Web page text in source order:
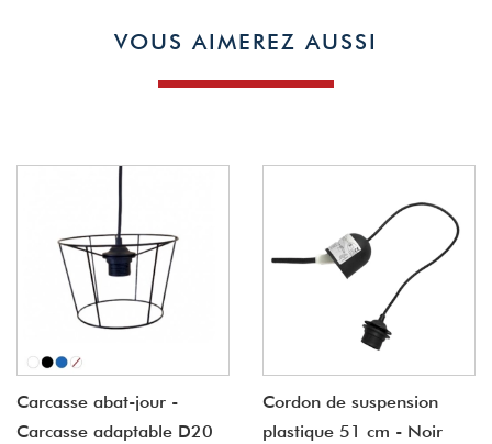
VOUS AIMEREZ AUSSI
Carcasse abat-jour -
Carcasse adaptable D20
Cordon de suspension
plastique 51 cm - Noir